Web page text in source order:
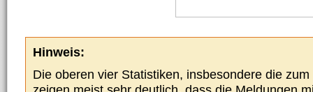
Hinweis:
Die oberen vier Statistiken, insbesondere die